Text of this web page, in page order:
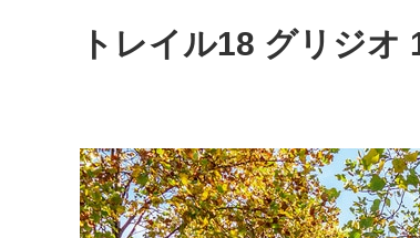
トレイル18 グリジオ